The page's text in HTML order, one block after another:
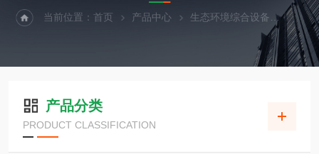
当前位置：首页 产品中心 生态环境综合设备 燃烧炉
产品分类
PRODUCT CLASSIFICATION